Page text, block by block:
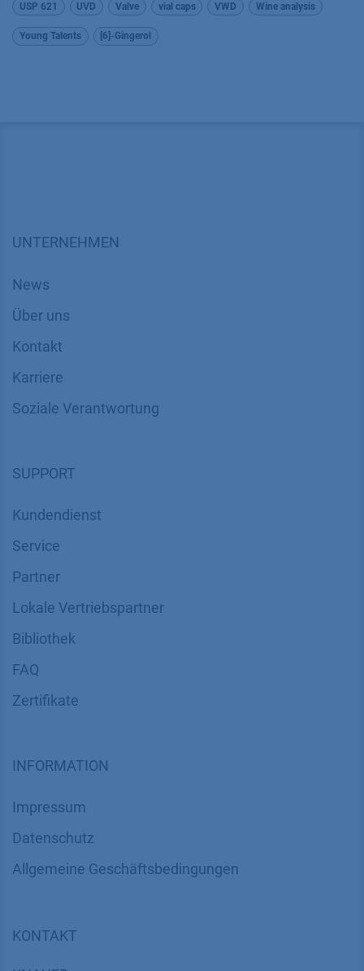
USP 621 UVD Valve vial caps VWD Wine analysis
Young Talents [6]-Gingerol
UNTERNEHMEN
News
Über uns
Kontakt
Karriere
Soziale Verantwortung
SUPPORT
Kundendienst
Service
Partner
Lokale Vertriebspartner
Bibliothek
FAQ
Zertifikate
INFORMATION
Impressum
Datenschutz
​​​​​​​​​​​​​​​​​Allgemeine Geschäftsbedingungen
KONTAKT